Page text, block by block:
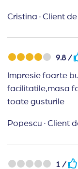
Cristina · Client
9.8 /
Impresie foarte
facilitatile,masa
toate gusturile
Popescu · Client
1 /